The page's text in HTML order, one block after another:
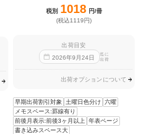
税別 1018 円/冊
(税込1119円)
出荷目安
2026年9 月24日
迄に
出荷
出荷オプションについて
早期出荷割引対象 土曜日色分け
六曜
メモスペース:罫線有り
前後月表示:前後3ヶ月以上
年表ページ
書き込みスペース大